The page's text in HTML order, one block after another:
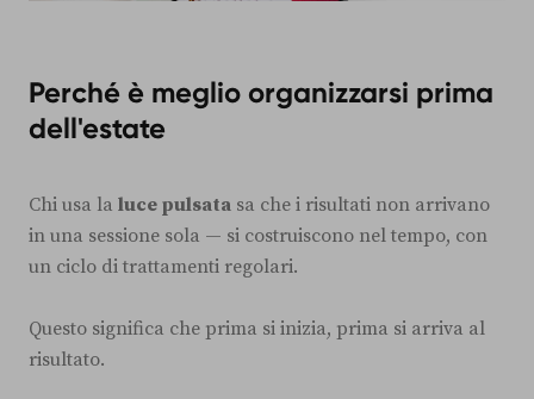
Perché è meglio organizzarsi prima
dell'estate
Chi usa la luce pulsata sa che i risultati non arrivano
in una sessione sola — si costruiscono nel tempo, con
un ciclo di trattamenti regolari.
Questo significa che prima si inizia, prima si arriva al
risultato.